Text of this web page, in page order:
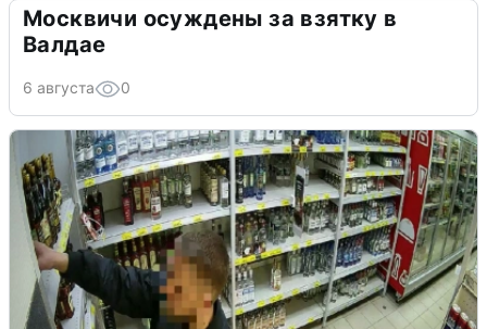
Москвичи осуждены за взятку в
Валдае
6 августа 0